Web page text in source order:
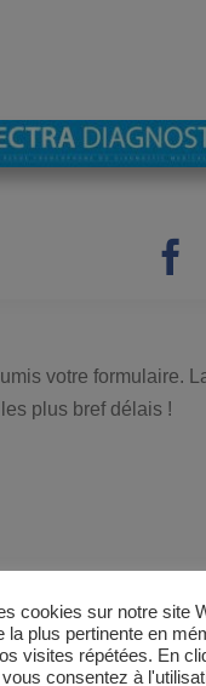
votre formulaire.
plus bref délais !
cookies sur notre site
la plus pertinente en
visites répétées. En
consentez à